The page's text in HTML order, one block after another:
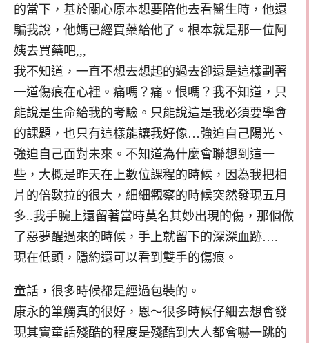
的當下，基於關心原本想要陪他去看醫生時，他還
騙我說，他媽已經買藥給他了。根本就是那一位阿
姨去買藥吧,,,
我不知道，一直不想去想起的過去卻還是這樣劃著
一道傷痕在心裡。痛嗎？痛。恨嗎？我不知道，只
能說是生命給我的考驗。只能說這是我必須要學會
的課題，也只有這樣能讓我好像…強迫自己陽光、
強迫自己面對未來。不知道為什麼會聯想到這一
些，大概是昨天在上數位課程的時候，因為我把相
片的倍數拉的很大，細細觀察的時候突然發現五月
多..我手腕上還留著當時莫名其妙出現的傷，那個做
了惡夢醒過來的時候，手上就留下的深深血跡….
現在低頭，隱約還可以看到雙手的傷痕。
童話，很多時候都是經過包裝的。
康永的筆觸真的很好，恩～很多時候仔細去想會發
現其實童話殘酷的程度是殘酷到大人都會嚇一跳的